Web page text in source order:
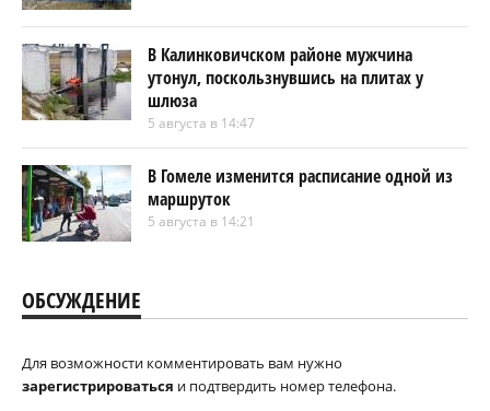
В Калинковичском районе мужчина
утонул, поскользнувшись на плитах у
шлюза
5 августа в 14:47
В Гомеле изменится расписание одной из
маршруток
5 августа в 14:21
ОБСУЖДЕНИЕ
Для возможности комментировать вам нужно
зарегистрироваться и подтвердить номер телефона.